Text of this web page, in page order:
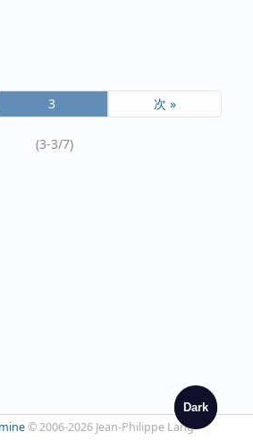
Dark
3 次 »
(3-3/7)
© 2006-2026 Jean-Philippe Lang